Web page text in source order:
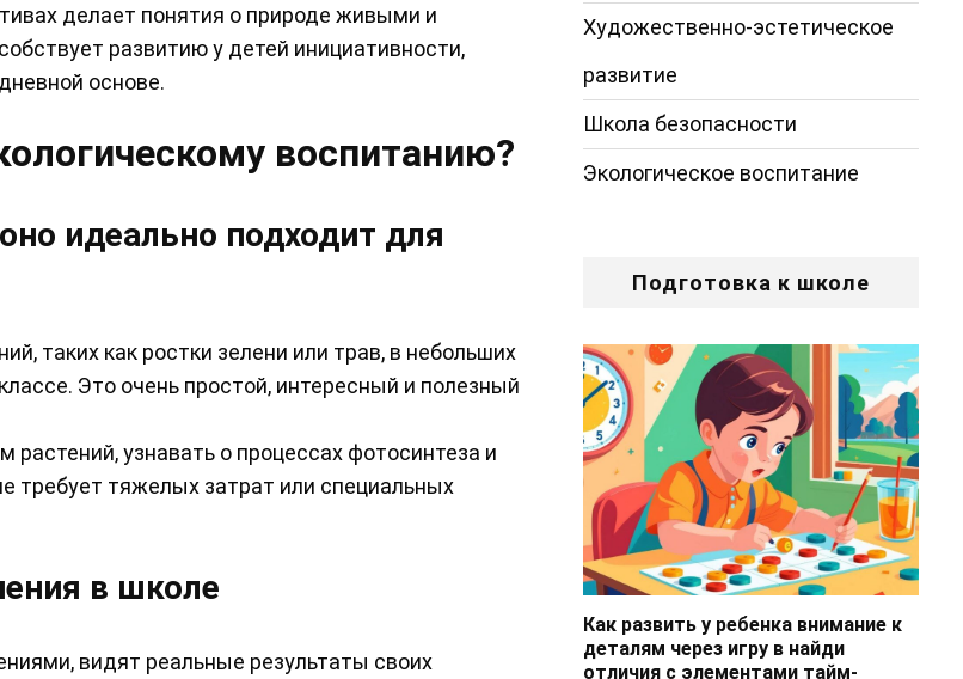
делает понятия о природе живыми и
развитию у детей инициативности,
основе.
воспитанию?
идеально подходит для
таких как ростки зелени или трав, в небольших
Это очень простой, интересный и полезный
узнавать о процессах фотосинтеза и
требует тяжелых затрат или специальных
в школе
видят реальные результаты своих
Художественно-эстетическое
развитие
Школа безопасности
Экологическое воспитание
Подготовка к школе
Как развить у ребенка внимание к
деталям через игру в найди
отличия с элементами тайм-